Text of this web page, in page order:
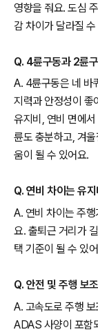
영향을 줘요. 도심
감 차이가 달라질
Q. 4륜구동과 2륜
A. 4륜구동은 네 바
지력과 안정성이 좋
유지비, 연비 면에
륜도 충분하고, 겨
움이 될 수 있어요.
Q. 연비 차이는 유
A. 연비 차이는 주
요. 출퇴근 거리가
택 기준이 될 수 있
Q. 안전 및 주행 보
A. 고속도로 주행
ADAS 사양이 포함